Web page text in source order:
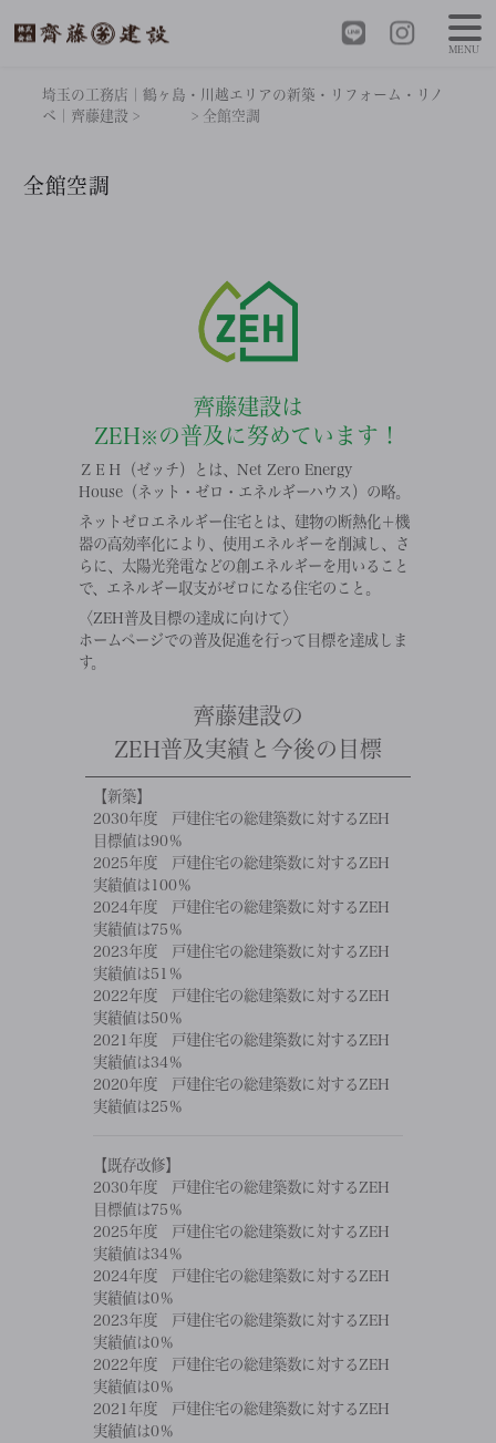
埼玉の工務店｜鶴ヶ島・川越エリアの新築・リフォーム・リノ
ベ｜齊藤建設 > > 全館空調
全館空調
齊藤建設は
ZEH※ の普及に努めています！
ＺＥＨ（ゼッチ）とは、Net Zero Energy
House（ネット・ゼロ・エネルギーハウス）の略。
ネットゼロエネルギー住宅とは、建物の断熱化＋機
器の高効率化により、使用エネルギーを削減し、さ
らに、太陽光発電などの創エネルギーを用いること
で、エネルギー収支がゼロになる住宅のこと。
〈ZEH普及目標の達成に向けて〉
ホームページでの普及促進を行って目標を達成しま
す。
齊藤建設の
ZEH普及実績と今後の目標
【新築】
2030年度 戸建住宅の総建築数に対するZEH
目標値は90％
2025年度 戸建住宅の総建築数に対するZEH
実績値は100％
2024年度 戸建住宅の総建築数に対するZEH
実績値は75％
2023年度 戸建住宅の総建築数に対するZEH
実績値は51％
2022年度 戸建住宅の総建築数に対するZEH
実績値は50％
2021年度 戸建住宅の総建築数に対するZEH
実績値は34％
2020年度 戸建住宅の総建築数に対するZEH
実績値は25％
【既存改修】
2030年度 戸建住宅の総建築数に対するZEH
目標値は75％
2025年度 戸建住宅の総建築数に対するZEH
実績値は34％
2024年度 戸建住宅の総建築数に対するZEH
実績値は0％
2023年度 戸建住宅の総建築数に対するZEH
実績値は0％
2022年度 戸建住宅の総建築数に対するZEH
実績値は0％
2021年度 戸建住宅の総建築数に対するZEH
実績値は0％
MENU